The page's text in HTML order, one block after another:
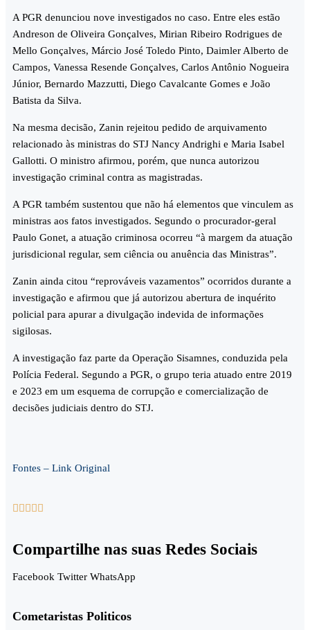
A PGR denunciou nove investigados no caso. Entre eles estão
Andreson de Oliveira Gonçalves, Mirian Ribeiro Rodrigues de
Mello Gonçalves, Márcio José Toledo Pinto, Daimler Alberto de
Campos, Vanessa Resende Gonçalves, Carlos Antônio Nogueira
Júnior, Bernardo Mazzutti, Diego Cavalcante Gomes e João
Batista da Silva.
Na mesma decisão, Zanin rejeitou pedido de arquivamento
relacionado às ministras do STJ Nancy Andrighi e Maria Isabel
Gallotti. O ministro afirmou, porém, que nunca autorizou
investigação criminal contra as magistradas.
A PGR também sustentou que não há elementos que vinculem as
ministras aos fatos investigados. Segundo o procurador-geral
Paulo Gonet, a atuação criminosa ocorreu “à margem da atuação
jurisdicional regular, sem ciência ou anuência das Ministras”.
Zanin ainda citou “reprováveis vazamentos” ocorridos durante a
investigação e afirmou que já autorizou abertura de inquérito
policial para apurar a divulgação indevida de informações
sigilosas.
A investigação faz parte da Operação Sisamnes, conduzida pela
Polícia Federal. Segundo a PGR, o grupo teria atuado entre 2019
e 2023 em um esquema de corrupção e comercialização de
decisões judiciais dentro do STJ.
Fontes – Link Original
    
Compartilhe nas suas Redes Sociais
Facebook Twitter WhatsApp
Cometaristas Politicos